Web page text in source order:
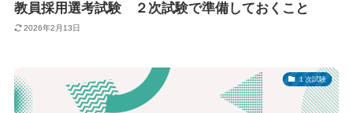
教員採用選考試験 ２次試験で準備しておくこと
2026年2月13日
１次試験